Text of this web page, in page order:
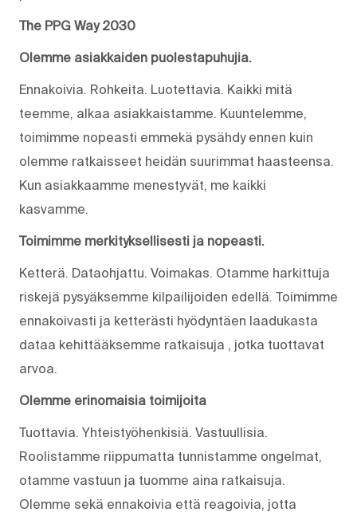
The PPG Way 2030
Olemme asiakkaiden puolestapuhujia.
Ennakoivia. Rohkeita. Luotettavia. Kaikki mitä
teemme, alkaa asiakkaistamme. Kuuntelemme,
toimimme nopeasti emmekä pysähdy ennen kuin
olemme ratkaisseet heidän suurimmat haasteensa.
Kun asiakkaamme menestyvät, me kaikki
kasvamme.
Toimimme merkityksellisesti ja nopeasti.
Ketterä. Dataohjattu. Voimakas. Otamme harkittuja
riskejä pysyäksemme kilpailijoiden edellä. Toimimme
ennakoivasti ja ketterästi hyödyntäen laadukasta
dataa kehittääksemme ratkaisuja , jotka tuottavat
arvoa.
Olemme erinomaisia toimijoita
Tuottavia. Yhteistyöhenkisiä. Vastuullisia.
Roolistamme riippumatta tunnistamme ongelmat,
otamme vastuun ja tuomme aina ratkaisuja.
Olemme sekä ennakoivia että reagoivia, jotta